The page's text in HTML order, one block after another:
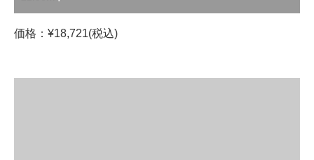
価格：¥18,721(税込)